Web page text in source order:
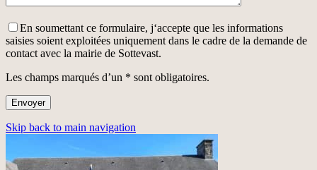
En soumettant ce formulaire, j‘accepte que les informations
saisies soient exploitées uniquement dans le cadre de la demande de
contact avec la mairie de Sottevast.
Les champs marqués d’un * sont obligatoires.
Skip back to main navigation